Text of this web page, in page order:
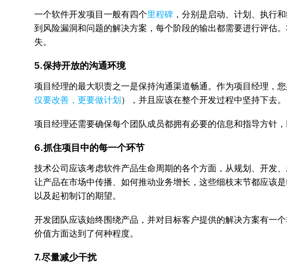
一个软件开发项目一般有四个里程碑 ，分别是启动、计划、执行
到风险漏洞和问题的解决方案，每个阶段的输出都需要进行评估
失。
5.保持开放的沟通环境
项目经理的最大职责之一是保持沟通渠道畅通。作为项目经理，
仅要改善，更要做计划 ），并且应该在整个开发过程中坚持下去。
项目经理还需要确保每个团队成员都拥有必要的信息和指导方针
6.抓住项目中的每一个环节
技术公司应该考虑软件产品生命周期的各个方面，从规划、开发
让产品在市场中传播、如何推动业务增长，这些细枝末节都应该
以及起初制订的期望。
开发团队应该始终围绕产品，并对目标客户提供的解决方案有一
价值方面达到了何种程度。
7.尽量减少干扰